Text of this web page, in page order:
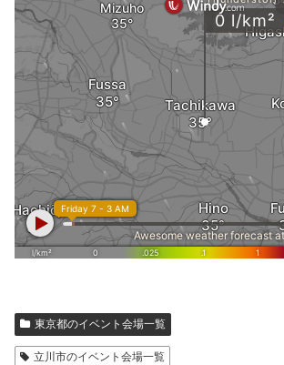
東京都のイベント会場一覧
立川市のイベント会場一覧